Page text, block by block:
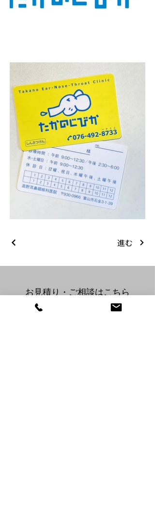
たかの耳
鼻咽喉科
ロゴ
進む
​お見積り・ご相談はこちら